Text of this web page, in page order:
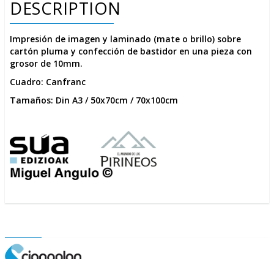
DESCRIPTION
Impresión de imagen y laminado (mate o brillo) sobre
cartón pluma y confección de bastidor en una pieza con
grosor de 10mm.
Cuadro: Canfranc
Tamaños: Din A3 / 50x70cm / 70x100cm